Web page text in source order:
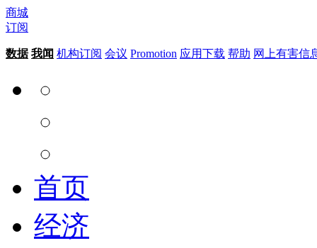
商城
订阅
数据 我闻 机构订阅 会议 Promotion 应用下载 帮助 网上有害信
首页
经济